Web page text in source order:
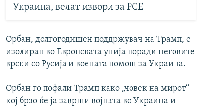
Украина, велат извори за РСЕ
Орбан, долгогодишен поддржувач на Трамп, е
изолиран во Европската унија поради неговите
врски со Русија и воената помош за Украина.
Орбан го пофали Трамп како „човек на мирот“
кој брзо ќе ја заврши војната во Украина и